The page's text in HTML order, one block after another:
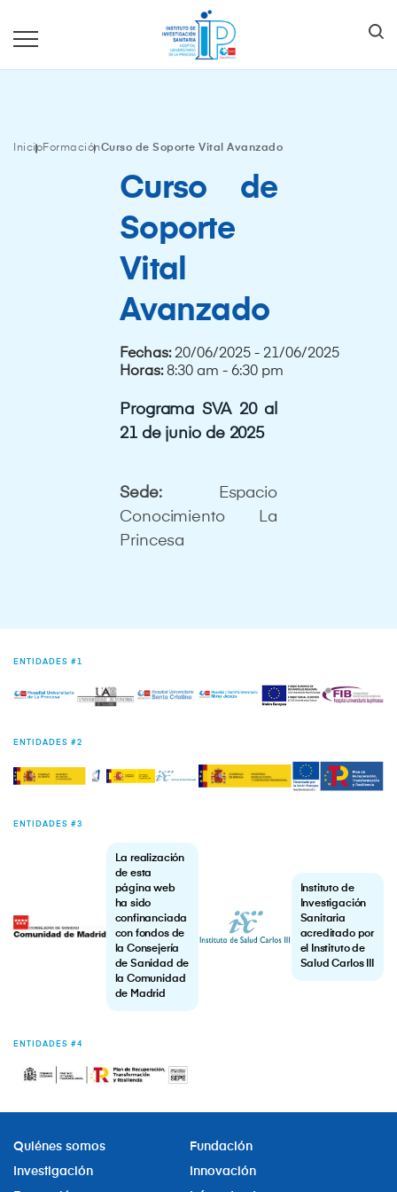
InicioFormaciónCurso de Soporte Vital Avanzado
Curso de
Soporte
Vital
Avanzado
Fechas:20/06/2025 - 21/06/2025
Horas:8:30 am - 6:30 pm
Programa SVA 20 al
21 de junio de 2025
Sede:
Espacio
Conocimiento La
Princesa
ENTIDADES #1
ENTIDADES #2
ENTIDADES #3
La realización
de esta
página web
ha sido
confinanciada
con fondos de
la Consejería
de Sanidad de
la Comunidad
de Madrid
Instituto de
Investigación
Sanitaria
acreditado por
el Instituto de
Salud Carlos III
ENTIDADES #4
Quiénes somos
Fundación
Investigación
Innovación